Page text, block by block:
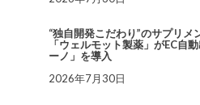
“独自開発こだわり”のサプリメ
「ウェルモット製薬」がEC自
ーノ」を導入
2026年7月30日